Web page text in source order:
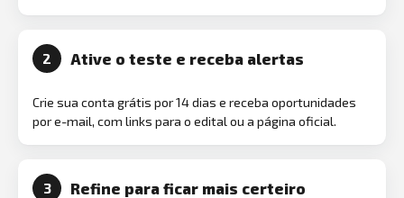
2 Ative o teste e receba alertas
Crie sua conta grátis por 14 dias e receba oportunidades
por e-mail, com links para o edital ou a página oficial.
3 Refine para ficar mais certeiro